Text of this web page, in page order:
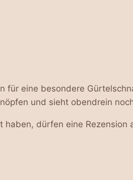
eine besondere
und sieht obendrein
dürfen eine Rezension